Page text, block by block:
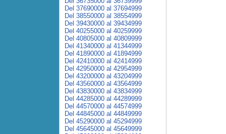
Del 37690000 al 37694999
Del 38550000 al 38554999
Del 39430000 al 39434999
Del 40255000 al 40259999
Del 40805000 al 40809999
Del 41340000 al 41344999
Del 41890000 al 41894999
Del 42410000 al 42414999
Del 42950000 al 42954999
Del 43200000 al 43204999
Del 43560000 al 43564999
Del 43830000 al 43834999
Del 44285000 al 44289999
Del 44570000 al 44574999
Del 44845000 al 44849999
Del 45290000 al 45294999
Del 45645000 al 45649999